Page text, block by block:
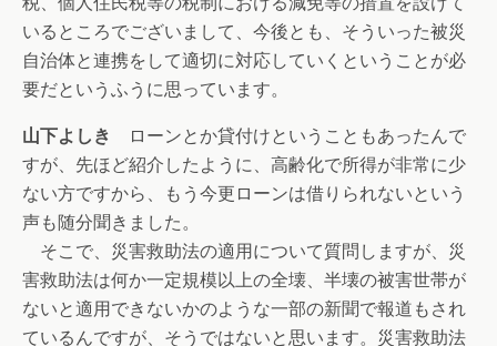
いるところでございまして、今後とも、そういった被災
自治体と連携をして適切に対応していくということが必
要だというふうに思っています。
山下よしき
ローンとか貸付けということもあったんで
すが、先ほど紹介したように、高齢化で所得が非常に少
ない方ですから、もう今更ローンは借りられないという
声も随分聞きました。
そこで、災害救助法の適用について質問しますが、災
害救助法は何か一定規模以上の全壊、半壊の被害世帯が
ないと適用できないかのような一部の新聞で報道もされ
ているんですが、そうではないと思います。災害救助法